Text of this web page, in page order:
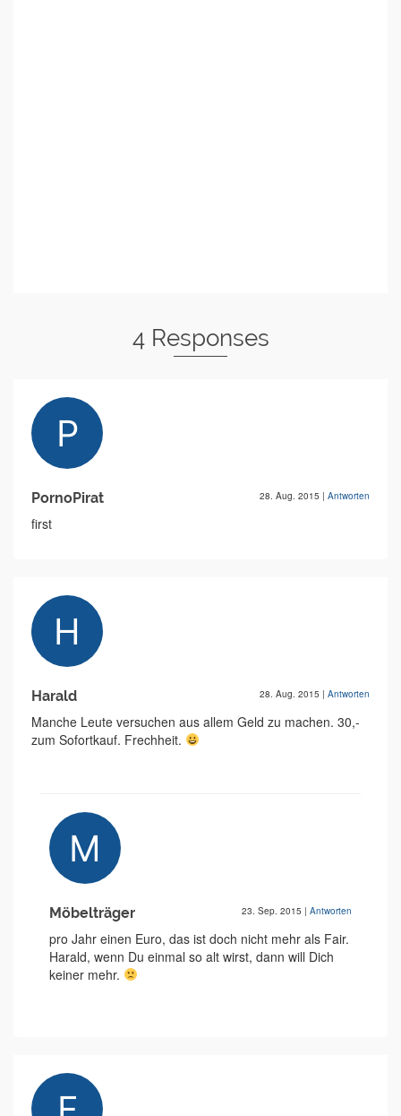
4 Responses
PornoPirat 28. Aug. 2015 | Antworten
first
Harald 28. Aug. 2015 | Antworten
Manche Leute versuchen aus allem Geld zu machen. 30,-
zum Sofortkauf. Frechheit.
Möbelträger 23. Sep. 2015 | Antworten
pro Jahr einen Euro, das ist doch nicht mehr als Fair.
Harald, wenn Du einmal so alt wirst, dann will Dich
keiner mehr.